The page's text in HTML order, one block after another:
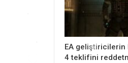
EA geliştiricilerin
4 teklifini